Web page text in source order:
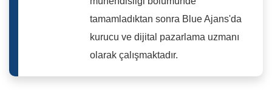
tamamladıktan sonra Blue Ajans'da
kurucu ve dijital pazarlama uzmanı
olarak çalışmaktadır.